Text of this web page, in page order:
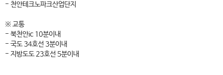
- 천안테크노파크산업단지
※ 교통
- 북천안ic 10분이내
- 국도 34호선 3분이내
- 지방도도 23호선 5분이내